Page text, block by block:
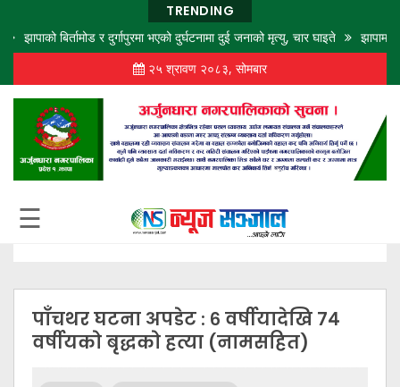
TRENDING
बिर्तामोड र दुर्गापुरमा भएको दुर्घटनामा दुई जनाको मृत्यु, चार घाइते
झापामा तेस्रो
२५ श्रावण २०८३, सोमबार
☰
पाँचथर घटना अपडेट : ६ वर्षीयादेखि ७४
वर्षीयको बृद्धको हत्या (नामसहित)
पृष्ठ
समाज
विचार
शिक्षा
कला